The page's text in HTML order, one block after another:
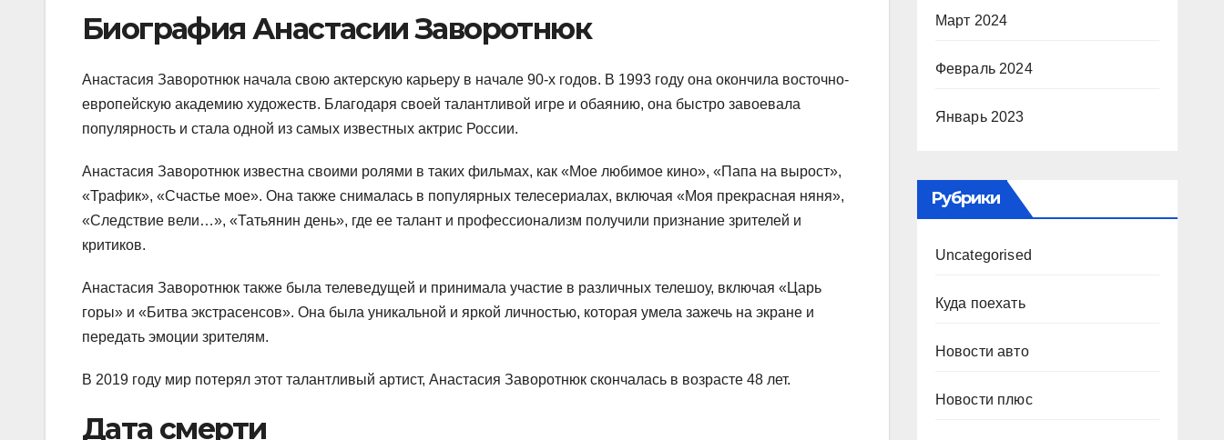
Биография Анастасии Заворотнюк
Анастасия Заворотнюк начала свою актерскую карьеру в начале 90-х годов. В 1993 году она окончила восточно-
европейскую академию художеств. Благодаря своей талантливой игре и обаянию, она быстро завоевала
популярность и стала одной из самых известных актрис России.
Анастасия Заворотнюк известна своими ролями в таких фильмах, как «Мое любимое кино», «Папа на вырост»,
«Трафик», «Счастье мое». Она также снималась в популярных телесериалах, включая «Моя прекрасная няня»,
«Следствие вели…», «Татьянин день», где ее талант и профессионализм получили признание зрителей и
критиков.
Анастасия Заворотнюк также была телеведущей и принимала участие в различных телешоу, включая «Царь
горы» и «Битва экстрасенсов». Она была уникальной и яркой личностью, которая умела зажечь на экране и
передать эмоции зрителям.
В 2019 году мир потерял этот талантливый артист, Анастасия Заворотнюк скончалась в возрасте 48 лет.
Дата смерти
Март 2024
Февраль 2024
Январь 2023
Рубрики
Uncategorised
Куда поехать
Новости авто
Новости плюс